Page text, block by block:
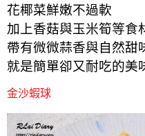
花椰菜鮮嫩不過軟
加上香菇與玉米筍等食
帶有微微蒜香與自然甜
就是簡單卻又耐吃的美
金沙蝦球